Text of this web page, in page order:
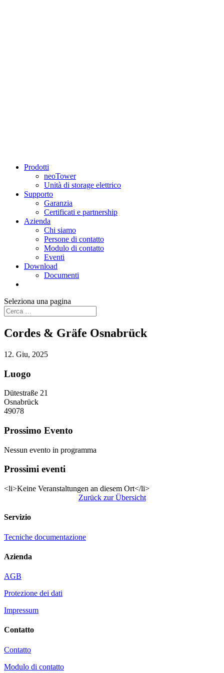
Prodotti
neoTower
Unità di storage elettrico
Supporto
Garanzia
Certificati e partnership
Azienda
Chi siamo
Persone di contatto
Modulo di contatto
Eventi
Download
Documenti
Seleziona una pagina
Cordes & Gräfe Osnabrück
12. Giu, 2025
Luogo
Dütestraße 21
Osnabrück
49078
Prossimo Evento
Nessun evento in programma
Prossimi eventi
<li>Keine Veranstaltungen an diesem Ort</li>
Zurück zur Übersicht
Servizio
Tecniche documentazione
Azienda
AGB
Protezione dei dati
Impressum
Contatto
Contatto
Modulo di contatto